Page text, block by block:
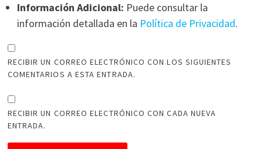
Información Adicional: Puede consultar la
información detallada en la Política de Privacidad.
RECIBIR UN CORREO ELECTRÓNICO CON LOS SIGUIENTES
COMENTARIOS A ESTA ENTRADA.
RECIBIR UN CORREO ELECTRÓNICO CON CADA NUEVA
ENTRADA.